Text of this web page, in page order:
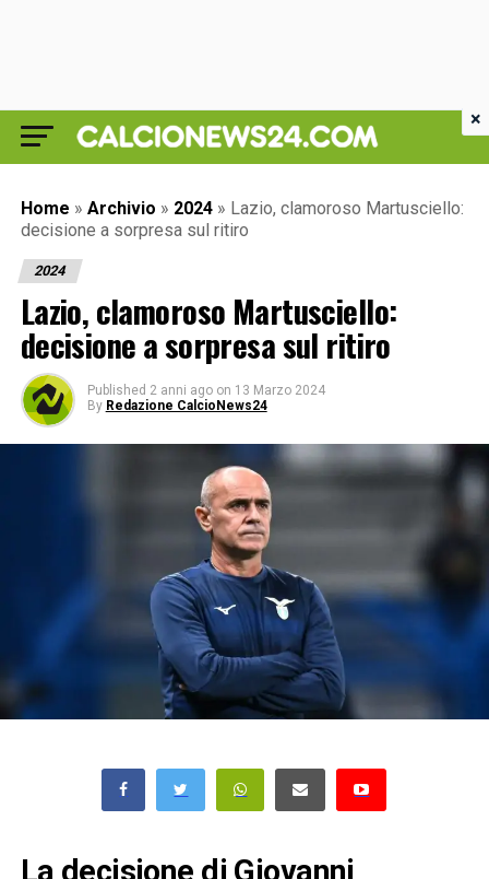
Home » Archivio » 2024 » Lazio, clamoroso Martusciello:
decisione a sorpresa sul ritiro
2024
Lazio, clamoroso Martusciello:
decisione a sorpresa sul ritiro
Published 2 anni ago on 13 Marzo 2024
By Redazione CalcioNews24
La decisione di Giovanni
×